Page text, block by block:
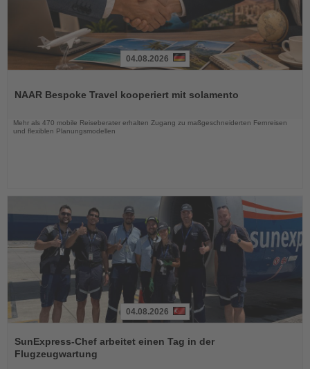
die
04.08.2026
NAAR Bespoke Travel kooperiert mit solamento
Mehr als 470 mobile Reiseberater erhalten Zugang zu maßgeschneiderten Fernreisen
und flexiblen Planungsmodellen
Sie
die
Nachrichten
04.08.2026
SunExpress-Chef arbeitet einen Tag in der
Flugzeugwartung